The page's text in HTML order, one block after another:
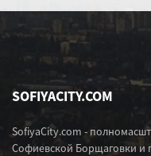
SOFIYACITY.COM
SofiyaCity.com -
Софиевской Борщаговки и